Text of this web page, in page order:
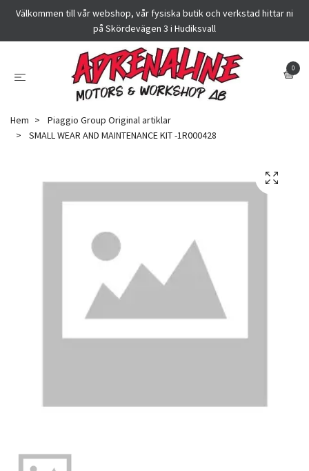
Välkommen till vår webshop, vår fysiska butik och verkstad hittar ni
på Skördevägen 3 i Hudiksvall
0
Hem
Piaggio Group Original artiklar
SMALL WEAR AND MAINTENANCE KIT -1R000428